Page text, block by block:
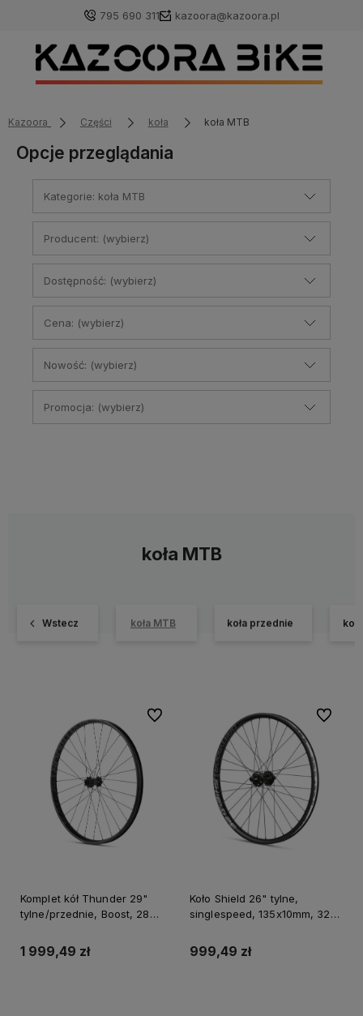
795 690 311 kazoora@kazoora.pl
Kazoora Części koła koła MTB
Opcje przeglądania
Kategorie: koła MTB
Producent: (wybierz)
Dostępność: (wybierz)
Cena: (wybierz)
Nowość: (wybierz)
Promocja: (wybierz)
koła MTB
Wstecz koła MTB koła przednie
Komplet kół Thunder 29"
tylne/przednie, Boost, 28
piasty straight-pull, bębenek
SRAM XD 108 punktów
1 999,49 zł
Do ulubionych
Koło Shield 26" tylne,
singlespeed, 135x10mm, 32
anodowane
999,49 zł
Do